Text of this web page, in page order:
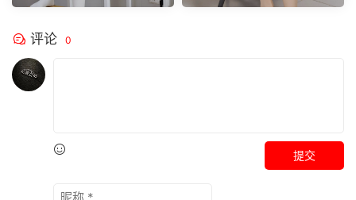
评论 0
提交